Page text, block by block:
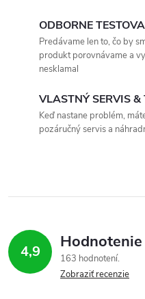
ODBORNE
Predávame len to, čo by
produkt porovnávame a
nesklamal
VLASTNÝ SERVIS
Keď nastane problém,
pozáručný servis a
4,9
163 hodnotení
Zobraziť recenzie